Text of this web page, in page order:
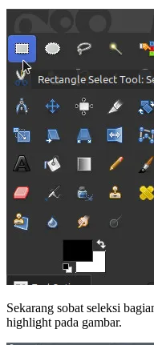
Sekarang sobat seleksi
highlight pada gambar.